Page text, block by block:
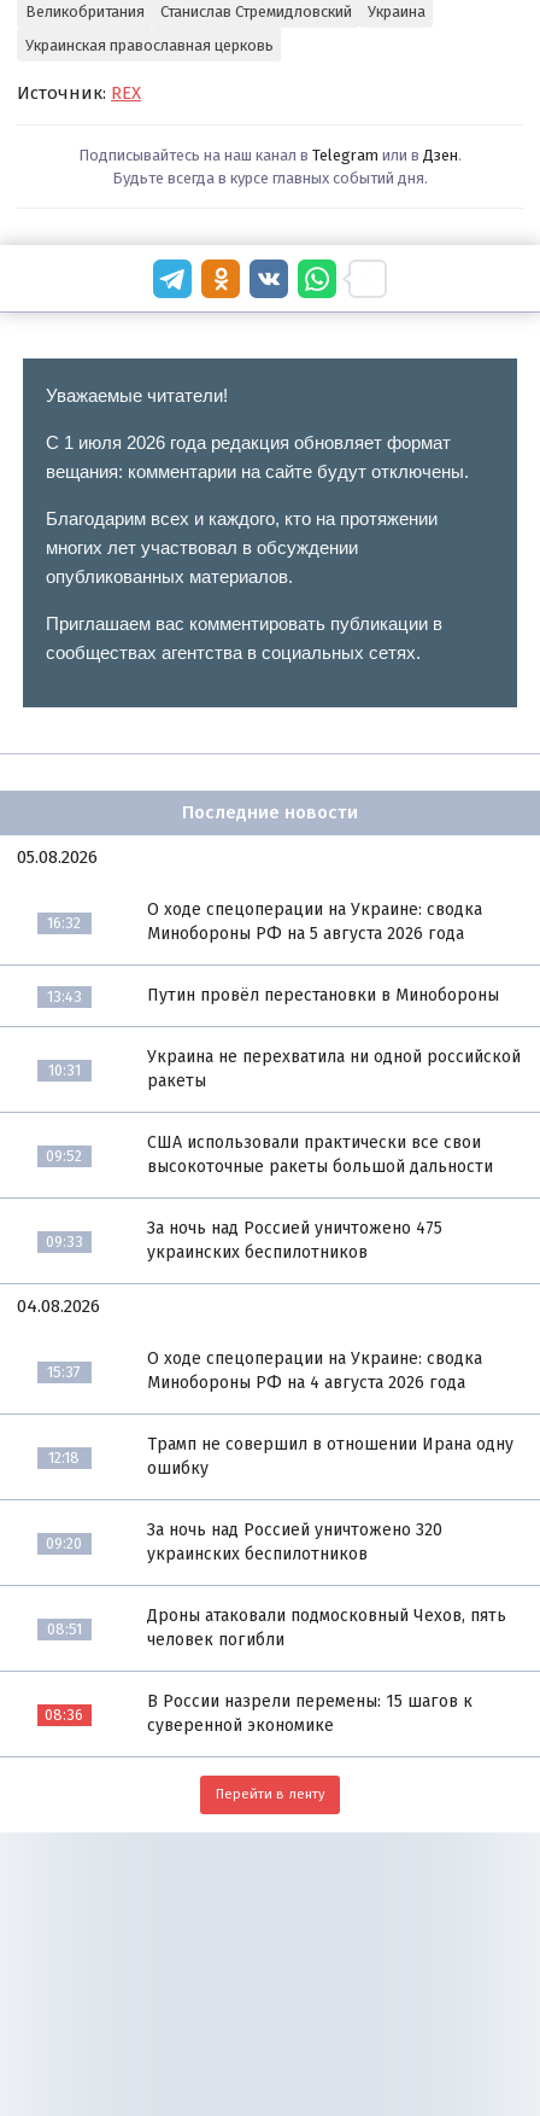
Великобритания Станислав Стремидловский
Украина
Украинская православная церковь
Источник: REX
Подписывайтесь на наш канал в Telegram или в Дзен.
Будьте всегда в курсе главных событий дня.
Уважаемые читатели!
С 1 июля 2026 года редакция обновляет формат
вещания: комментарии на сайте будут отключены.
Благодарим всех и каждого, кто на протяжении
многих лет участвовал в обсуждении
опубликованных материалов.
Приглашаем вас комментировать публикации в
сообществах агентства в социальных сетях.
Последние новости
05.08.2026
16:32
О ходе спецоперации на Украине: сводка
Минобороны РФ на 5 августа 2026 года
13:43 Путин провёл перестановки в Минобороны
10:31
Украина не перехватила ни одной российской
ракеты
09:52
США использовали практически все свои
высокоточные ракеты большой дальности
09:33
За ночь над Россией уничтожено 475
украинских беспилотников
04.08.2026
15:37
О ходе спецоперации на Украине: сводка
Минобороны РФ на 4 августа 2026 года
12:18
Трамп не совершил в отношении Ирана одну
ошибку
09:20
За ночь над Россией уничтожено 320
украинских беспилотников
08:51
Дроны атаковали подмосковный Чехов, пять
человек погибли
08:36
В России назрели перемены: 15 шагов к
суверенной экономике
Перейти в ленту